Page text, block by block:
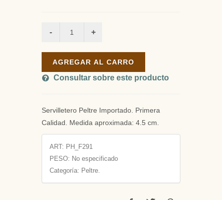
AGREGAR AL CARRO
Consultar sobre este producto
Servilletero Peltre Importado. Primera
Calidad. Medida aproximada: 4.5 cm.
ART: PH_F291
PESO: No especificado
Categoría: Peltre.